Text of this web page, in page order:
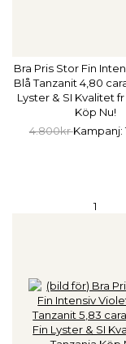
Bra Pris Stor Fin
Blå Tanzanit 4,80
Lyster & SI Kvalitet fr
Köp Nu!
4.800krKampanj:
1